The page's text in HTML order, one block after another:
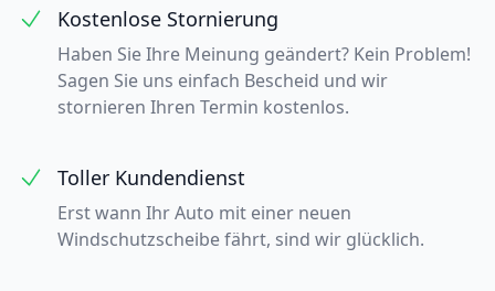
Kostenlose Stornierung
Haben Sie Ihre Meinung geändert? Kein Problem!
Sagen Sie uns einfach Bescheid und wir
stornieren Ihren Termin kostenlos.
Toller Kundendienst
Erst wann Ihr Auto mit einer neuen
Windschutzscheibe fährt, sind wir glücklich.